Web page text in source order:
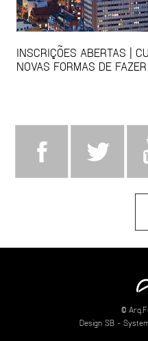
INSCRIÇÕES ABERTAS |
NOVAS FORMAS DE
©
Design SB-